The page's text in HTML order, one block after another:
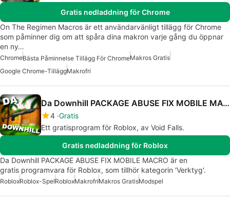
Gratis nedladdning för Chrome
On The Regimen Macros är ett användarvänligt tillägg för Chrome
som påminner dig om att spåra dina makron varje gång du öppnar
en ny…
ChromeBästa Påminnelse Tillägg För ChromeMakros Gratis
Google Chrome-TilläggMakrofri
Da Downhill PACKAGE ABUSE FIX MOBILE MACRO
4 Gratis
Ett gratisprogram för Roblox, av Void Fаlls.
Gratis nedladdning för Roblox
Da Downhill PACKAGE ABUSE FIX MOBILE MACRO är en
gratis programvara för Roblox, som tillhör kategorin 'Verktyg'.
RobloxRoblox-SpelRobloxMakrofriMakros GratisModspel